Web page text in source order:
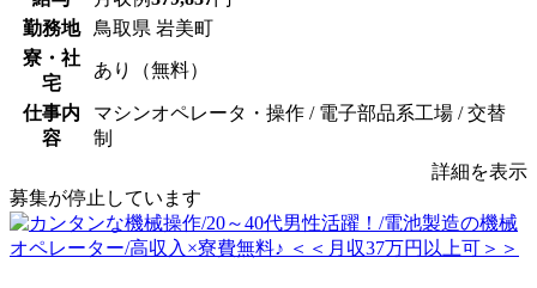
勤務地
鳥取県 岩美町
寮・社
宅
あり（無料）
仕事内
容
マシンオペレータ・操作 / 電子部品系工場 / 交替
制
詳細を表示
募集が停止しています